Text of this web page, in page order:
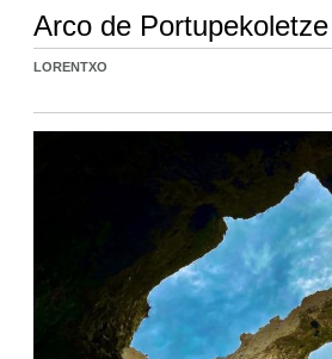
Arco de Portupekoletze
LORENTXO